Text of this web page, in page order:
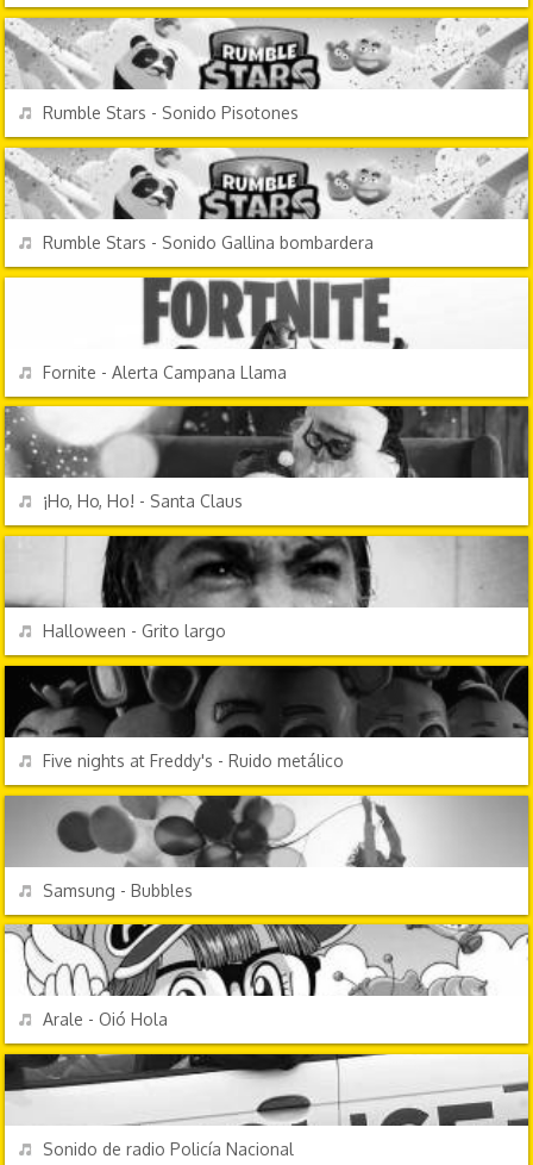
REPRODUCIR
Rumble Stars - Sonido Pisotones
REPRODUCIR
Rumble Stars - Sonido Gallina bombardera
REPRODUCIR
Fornite - Alerta Campana Llama
REPRODUCIR
¡Ho, Ho, Ho! - Santa Claus
REPRODUCIR
Halloween - Grito largo
REPRODUCIR
Five nights at Freddy's - Ruido metálico
REPRODUCIR
Samsung - Bubbles
REPRODUCIR
Arale - Oió Hola
REPRODUCIR
Sonido de radio Policía Nacional